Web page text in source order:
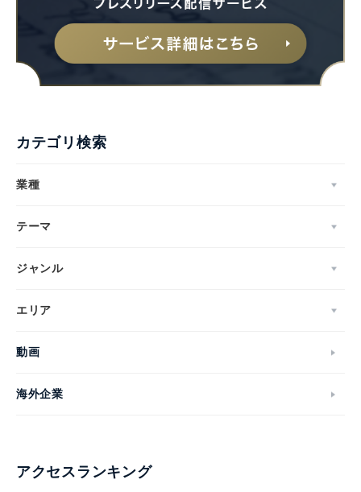
カテゴリ検索
業種
テーマ
ジャンル
エリア
動画
海外企業
アクセスランキング